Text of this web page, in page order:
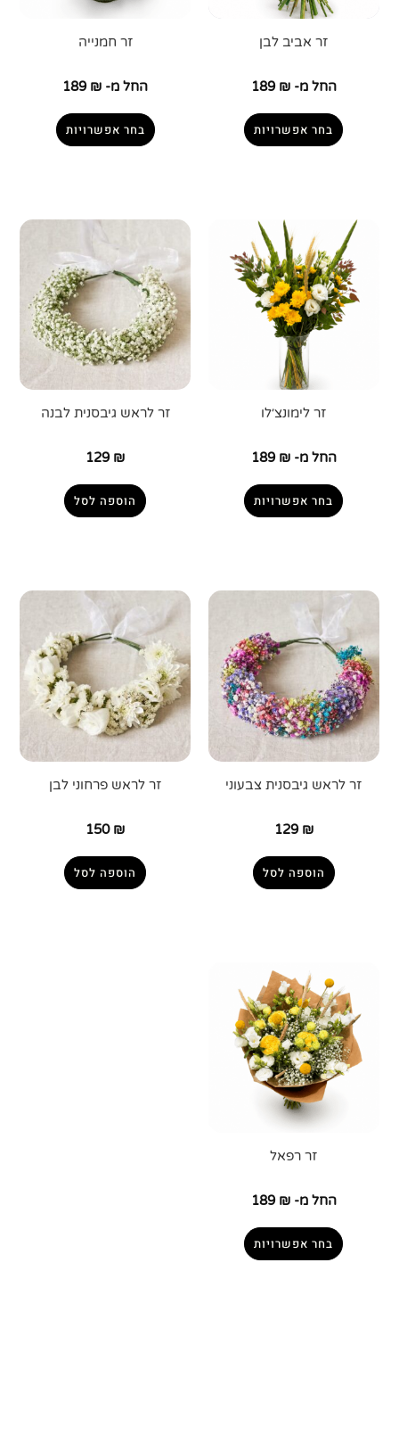
זר אביב לבן
החל מ- 189 ₪
בחר אפשרויות
זר חמנייה
החל מ- 189 ₪
בחר אפשרויות
זר לימונצ׳לו
החל מ- 189 ₪
בחר אפשרויות
זר לראש גיבסנית לבנה
129 ₪
הוספה לסל
זר לראש גיבסנית צבעוני
129 ₪
הוספה לסל
זר לראש פרחוני לבן
150 ₪
הוספה לסל
זר רפאל
החל מ- 189 ₪
בחר אפשרויות